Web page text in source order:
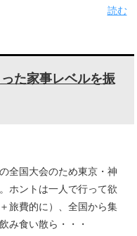
読む
た家事レベルを振
全国大会のため東京・神
ホントは一人で行って欲
旅費的に）、全国から集
み食い散ら・・・